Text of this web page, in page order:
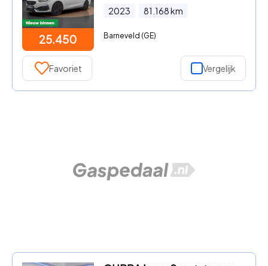
25.450
2023 81.168km
Barneveld (GE)
Favoriet Vergelijk